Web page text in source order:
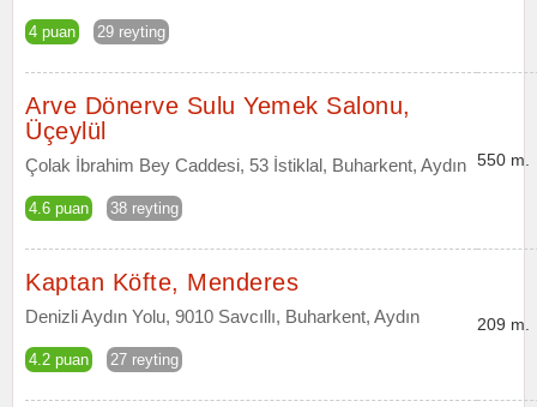
4 puan 29 reyting
Arve Dönerve Sulu Yemek Salonu,
Üçeylül
Çolak İbrahim Bey Caddesi, 53 İstiklal, Buharkent, Aydın
4.6 puan 38 reyting
550 m.
Kaptan Köfte, Menderes
Denizli Aydın Yolu, 9010 Savcıllı, Buharkent, Aydın
4.2 puan 27 reyting
209 m.